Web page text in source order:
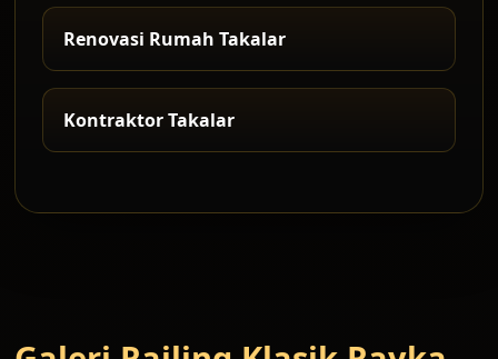
Renovasi Rumah Takalar
Kontraktor Takalar